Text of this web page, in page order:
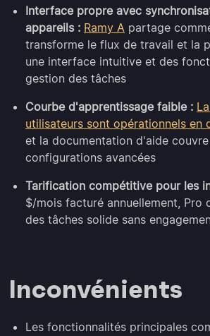
Interface propre avec
appareils : Ramy A partage
transforme le flux de travail et la
une interface intuitive et des
gestion des tâches
Courbe d'apprentissage faible :
utilisateurs sont opérationnels en
et la documentation d'aide
configurations avancées
Tarification compétitive pour les
$/mois facturé annuellement, Pro
des tâches solide sans
Inconvénients
Les fonctionnalités principales